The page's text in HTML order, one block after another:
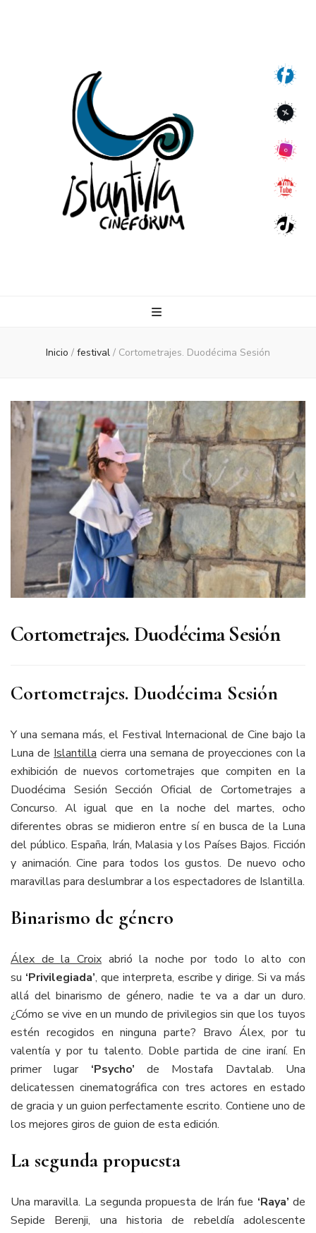
Inicio / festival / Cortometrajes. Duodécima Sesión
Cortometrajes. Duodécima Sesión
Cortometrajes. Duodécima Sesión
Y una semana más, el Festival Internacional de Cine bajo la
Luna de Islantilla cierra una semana de proyecciones con la
exhibición de nuevos cortometrajes que compiten en la
Duodécima Sesión Sección Oficial de Cortometrajes a
Concurso. Al igual que en la noche del martes, ocho
diferentes obras se midieron entre sí en busca de la Luna
del público. España, Irán, Malasia y los Países Bajos. Ficción
y animación. Cine para todos los gustos. De nuevo ocho
maravillas para deslumbrar a los espectadores de Islantilla.
Binarismo de género
Álex de la Croixabrió la noche por todo lo alto con
su ‘Privilegiada’, que interpreta, escribe y dirige. Si va más
allá del binarismo de género, nadie te va a dar un duro.
¿Cómo se vive en un mundo de privilegios sin que los tuyos
estén recogidos en ninguna parte? Bravo Álex, por tu
valentía y por tu talento. Doble partida de cine iraní. En
primer lugar ‘Psycho’de Mostafa Davtalab. Una
delicatessen cinematográfica con tres actores en estado
de gracia y un guion perfectamente escrito. Contiene uno de
los mejores giros de guion de esta edición.
La segunda propuesta
Una maravilla. La segunda propuesta de Irán fue ‘Raya’de
Sepide Berenji, una historia de rebeldía adolescente